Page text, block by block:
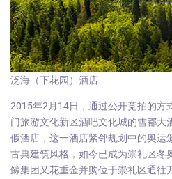
泛海（下花园）酒店
2015年2月14日，通过公开竞拍的方
门旅游文化新区酒吧文化城的雪都大
假酒店，这一酒店紧邻规划中的奥运
古典建筑风格，如今已成为崇礼区冬
鲸集团又花重金并购位于崇礼区通往